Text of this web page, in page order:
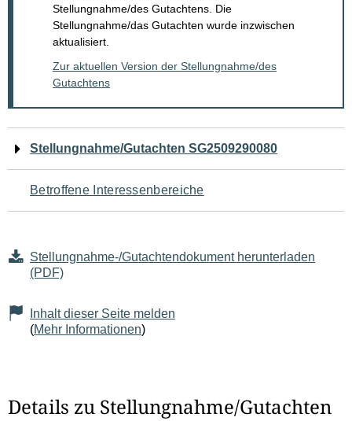
Stellungnahme/des Gutachtens. Die
Stellungnahme/das Gutachten wurde inzwischen
aktualisiert.
Zur aktuellen Version der Stellungnahme/des
Gutachtens
Navigation
für
den
Seiteninhalt
Stellungnahme/Gutachten SG2509290080
Betroffene Interessenbereiche
Stellungnahme-/Gutachtendokument herunterladen
(PDF)
Inhalt dieser Seite melden
(Mehr Informationen)
Details zu Stellungnahme/Gutachten